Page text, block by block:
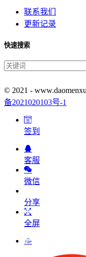
联系我们
更新记录
快速搜索
© 2021 -
备2021020103号-1
签到
客服
微信
分享
全屏